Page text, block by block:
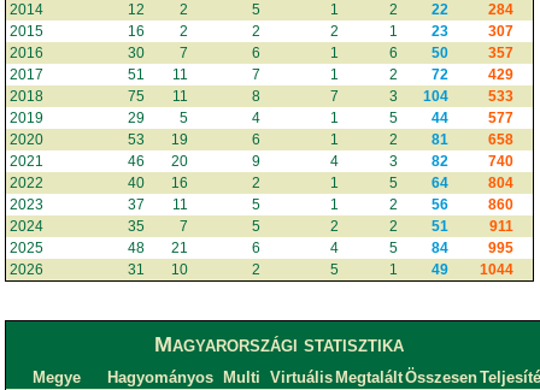
2014
12 2 5 1 2 22
284
2015
16 2 2 2 1 23
307
2016
30 7 6 1 6 50
357
2017
51 11 7 1 2 72
429
2018
75 11 8 7 3 104
533
2019
29 5 4 1 5 44
577
2020
53 19 6 1 2 81
658
2021
46 20 9 4 3 82
740
2022
40 16 2 1 5 64
804
2023
37 11 5 1 2 56
860
2024
35 7 5 2 2 51
911
2025
48 21 6 4 5 84
995
2026
31 10 2 5 1 49 1044
Magyarországi statisztika
Megye Hagyományos Multi Virtuális MegtaláltÖsszesen